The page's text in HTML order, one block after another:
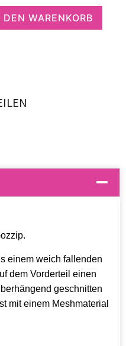
DEN WARENKORB
einem weich fallenden
dem Vorderteil einen
geschnitten
mit einem Meshmaterial